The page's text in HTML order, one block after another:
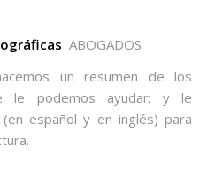
ABOGADOS
un resumen de los
le podemos ayudar; y le
(en español y en inglés) para